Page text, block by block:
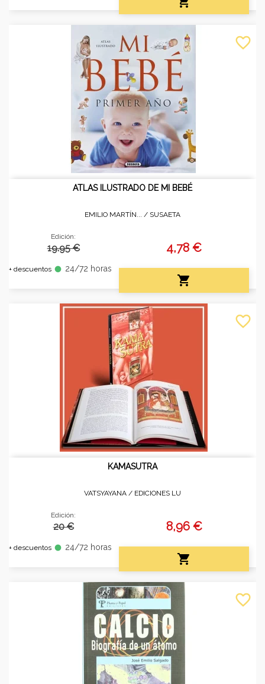
ATLAS ILUSTRADO DE MI BEBÉ
EMILIO MARTÍN... / SUSAETA
Edición:
19.95 €
+ descuentos fiber_manual_record 24/72 horas
4,78 €

favorite_border
KAMASUTRA
VATSYAYANA / EDICIONES LU
Edición:
20 €
+ descuentos fiber_manual_record 24/72 horas
8,96 €

favorite_border
favorite_border